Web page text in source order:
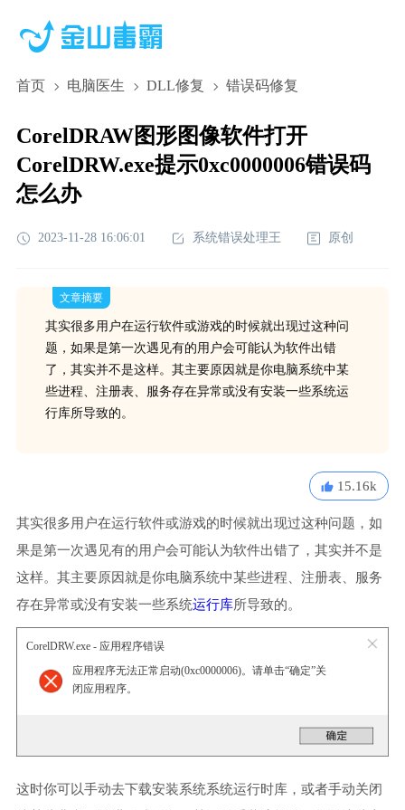
首页 电脑医生 DLL修复 错误码修复
CorelDRAW图形图像软件打开
CorelDRW.exe提示0xc0000006错误码
怎么办
2023-11-28 16:06:01 系统错误处理王 原创
文章摘要
其实很多用户在运行软件或游戏的时候就出现过这种问
题，如果是第一次遇见有的用户会可能认为软件出错
了，其实并不是这样。其主要原因就是你电脑系统中某
些进程、注册表、服务存在异常或没有安装一些系统运
行库所导致的。
15.16k
其实很多用户在运行软件或游戏的时候就出现过这种问题，如
果是第一次遇见有的用户会可能认为软件出错了，其实并不是
这样。其主要原因就是你电脑系统中某些进程、注册表、服务
存在异常或没有安装一些系统运行库所导致的。
CorelDRW.exe - 应用程序错误
应用程序无法正常启动(0xc0000006)。请单击“确定”关
闭应用程序。
这时你可以手动去下载安装系统系统运行时库，或者手动关闭